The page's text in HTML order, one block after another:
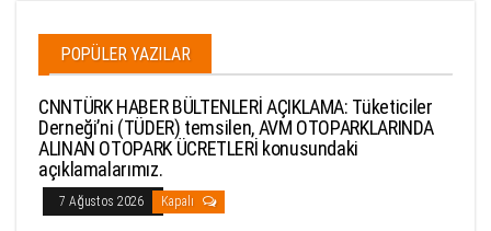
POPÜLER YAZILAR
CNNTÜRK HABER BÜLTENLERİ AÇIKLAMA: Tüketiciler
Derneği’ni (TÜDER) temsilen, AVM OTOPARKLARINDA
ALINAN OTOPARK ÜCRETLERİ konusundaki
açıklamalarımız.
7 Ağustos 2026 Kapalı